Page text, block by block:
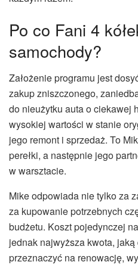
Po co Fani 4
samochody?
Założenie programu jest
zakup zniszczonego,
do nieużytku auta o ciekawej
wysokiej wartości w stanie
jego remont i sprzedaż. To
perełki, a następnie jego
w warsztacie.
Mike odpowiada nie tylko za
za kupowanie potrzebnych
budżetu. Koszt pojedynczej
jednak najwyższa kwota,
przeznaczyć na renowację,